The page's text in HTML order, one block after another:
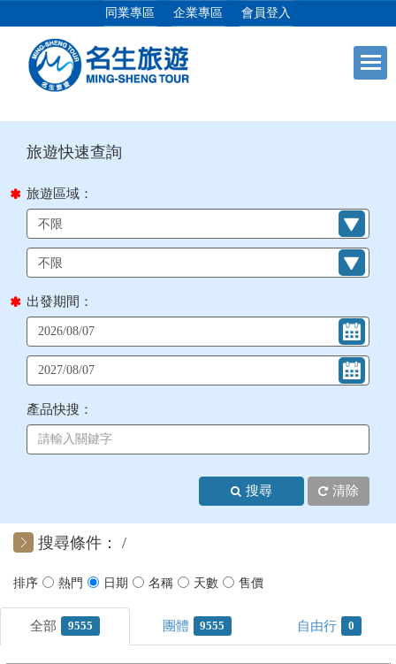
同業專區 企業專區 會員登入
日本專館 +
郵輪假期
海島假期 +
韓國
東南亞 +
美加紐澳 +
+
客製化行程
目前位置： 首頁 列表
旅遊區域：
出發期間：
產品快搜：
搜尋 清除
搜尋條件：
9555 9555 0